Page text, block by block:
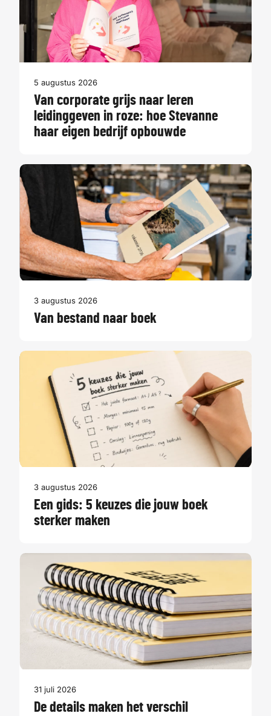
5 augustus 2026
Van corporate grijs naar leren
leidinggeven in roze: hoe Stevanne
haar eigen bedrijf opbouwde
3 augustus 2026
Van bestand naar boek
3 augustus 2026
Een gids: 5 keuzes die jouw boek
sterker maken
31 juli 2026
De details maken het verschil